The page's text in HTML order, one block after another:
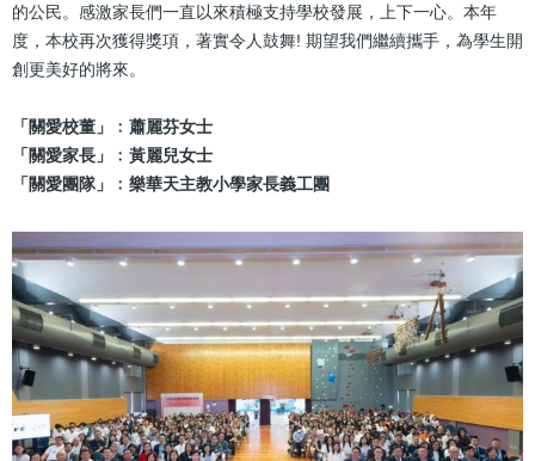
的公民。感激家長們一直以來積極支持學校發展，上下一心。本年
度，本校再次獲得獎項，著實令人鼓舞! 期望我們繼續攜手，為學生開
創更美好的將來。
「關愛校董」﹕蕭麗芬女士
「關愛家長」﹕黃麗兒女士
「關愛團隊」﹕樂華天主教小學家長義工團